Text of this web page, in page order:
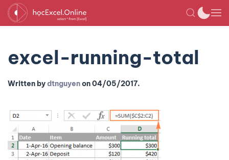
excel-running-total
Written bydtnguyenon04/05/2017.